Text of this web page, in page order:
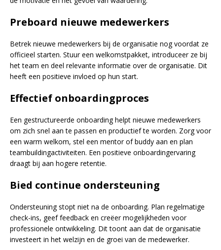
Preboard nieuwe medewerkers
Betrek nieuwe medewerkers bij de organisatie nog voordat ze
officieel starten. Stuur een welkomstpakket, introduceer ze bij
het team en deel relevante informatie over de organisatie. Dit
heeft een positieve invloed op hun start.
Effectief onboardingproces
Een gestructureerde onboarding helpt nieuwe medewerkers
om zich snel aan te passen en productief te worden. Zorg voor
een warm welkom, stel een mentor of buddy aan en plan
teambuildingactiviteiten. Een positieve onboardingervaring
draagt bij aan hogere retentie.
Bied continue ondersteuning
Ondersteuning stopt niet na de onboarding. Plan regelmatige
check-ins, geef feedback en creëer mogelijkheden voor
professionele ontwikkeling. Dit toont aan dat de organisatie
investeert in het welzijn en de groei van de medewerker.